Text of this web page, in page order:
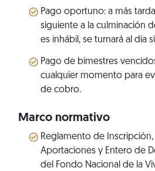
Pago oportuno: a más
siguiente a la culminación
es inhábil, se turnará al día
Pago de bimestres
cualquier momento para
de cobro.
Marco normativo
Reglamento de
Aportaciones y Entero de
del Fondo Nacional de la